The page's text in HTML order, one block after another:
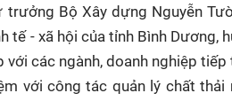
trưởng Bộ Xây dựng Nguyễn
tế - xã hội của tỉnh Bình
với các ngành, doanh nghiệp
với công tác quản lý chất